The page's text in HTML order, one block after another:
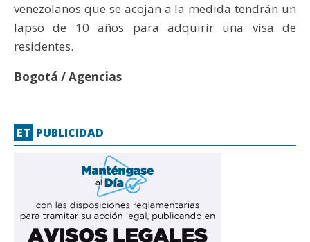
venezolanos que se acojan a la medida tendrán un
lapso de 10 años para adquirir una visa de
residentes.
Bogotá / Agencias
ET PUBLICIDAD